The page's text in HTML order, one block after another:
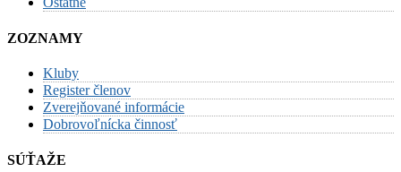
ZOZNAMY
Kluby
Register členov
Zverejňované informácie
Dobrovoľnícka činnosť
SÚŤAŽE